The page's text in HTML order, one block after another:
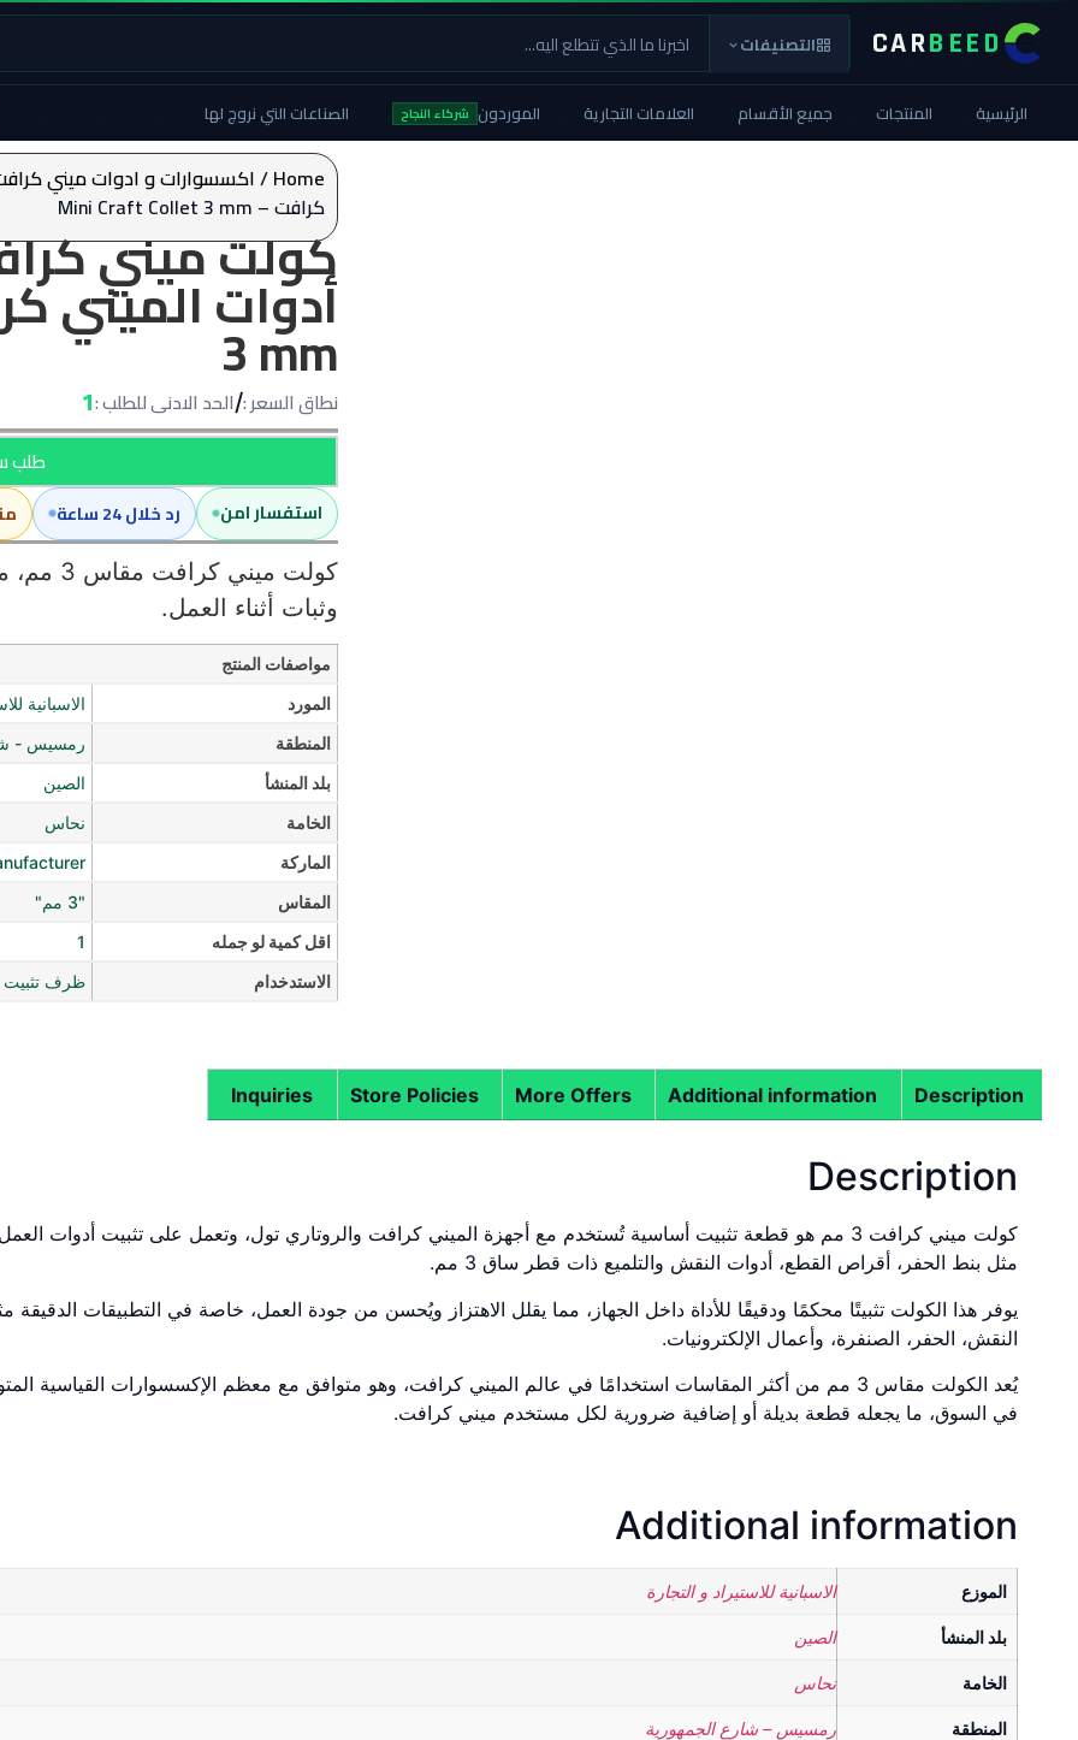
CARBEED التصنيفات
الرئيسية المنتجات جميع الأقسام العلامات التجارية الموردون شركاء النجاح الصناعات التي نروج لها
Home
/اكسسوارات و ادوات ميني
كرافت – Mini Craft Collet 3 mm
3 mm
نطاق السعر :/الحد الادنى للطلب :1
طلب
استفسار امن رد خلال 24 ساعة
كولت
وثبات أثناء العمل.
مواصفات المنتج
المورد
الاسبانية
المنطقة
رمسيس -
بلد المنشأ
الصين
الخامة
نحاس
الماركة
المقاس
"3 مم"
اقل كمية لو جمله
1
الاستدخدام
ظرف تثبيت
Description
Additional information
More Offers
Store Policies
Inquiries
Description
كولت ميني كرافت 3 مم هو قطعة تثبيت أساسية تُستخدم مع أجهزة الميني كرافت والروتاري تول، وتعمل على تثبيت أدوات العمل
مثل بنط الحفر، أقراص القطع، أدوات النقش والتلميع ذات قطر ساق 3 مم.
يوفر هذا الكولت تثبيتًا محكمًا ودقيقًا للأداة داخل الجهاز، مما يقلل الاهتزاز ويُحسن من جودة العمل، خاصة في التطبيقات الدقيقة
النقش، الحفر، الصنفرة، وأعمال الإلكترونيات.
يُعد الكولت مقاس 3 مم من أكثر المقاسات استخدامًا في عالم الميني كرافت، وهو متوافق مع معظم الإكسسوارات القياسية
في السوق، ما يجعله قطعة بديلة أو إضافية ضرورية لكل مستخدم ميني كرافت.
Additional information
الموزع الاسبانية للاستيراد و التجارة
بلد المنشأ الصين
الخامة نحاس
المنطقة رمسيس – شارع الجمهورية